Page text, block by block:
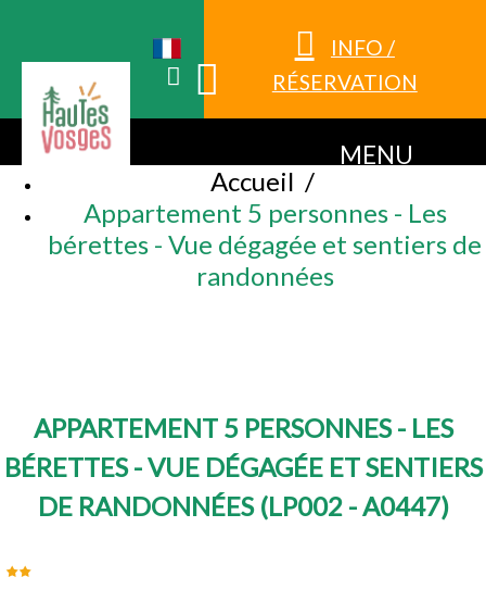
INFO /
RÉSERVATION
MENU
Accueil /
Appartement 5 personnes - Les
bérettes - Vue dégagée et sentiers de
randonnées
APPARTEMENT 5 PERSONNES - LES
BÉRETTES - VUE DÉGAGÉE ET SENTIERS
DE RANDONNÉES (LP002 - A0447)